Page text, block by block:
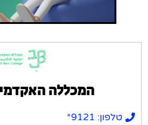
המכללה
טלפון: 9121*